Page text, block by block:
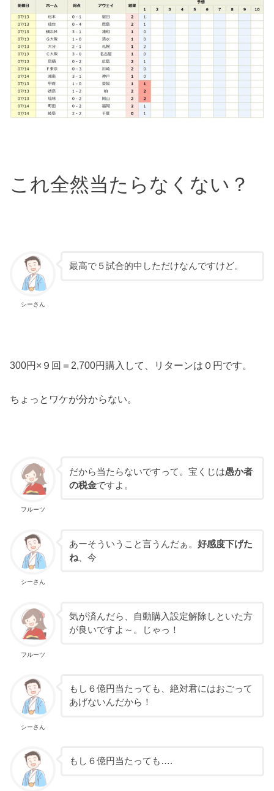
これ全然当たらなくない？
シーさん
最高で５試合的中しただけなんですけど。
300円×９回＝2,700円購入して、リターンは０円です。
ちょっとワケが分からない。
フルーツ
だから当たらないですって。宝くじは愚か者
の税金ですよ。
シーさん
あーそういうこと言うんだぁ。 好感度下げた
ね、今
フルーツ
気が済んだら、自動購入設定解除しといた方
が良いですよ～。じゃっ！
シーさん
もし６億円当たっても、絶対君にはおごって
あげないんだから！
もし６億円当たっても….